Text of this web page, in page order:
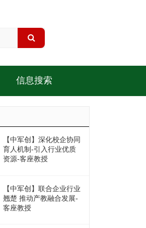
信息搜索
【中军创】深化校企协同
育人机制-引入行业优质
资源-客座教授
【中军创】联合企业行业
翘楚 推动产教融合发展-
客座教授